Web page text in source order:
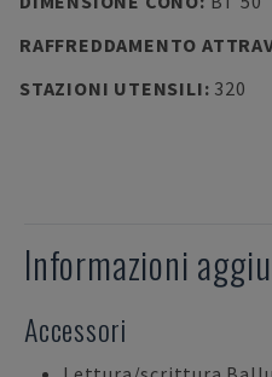
RAFFREDDAMENTO
STAZIONI UTENSILI: 320
Informazioni
Accessori